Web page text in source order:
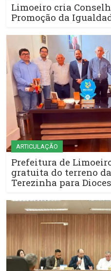
Limoeiro cria
Promoção da
ARTICULAÇÃO
Prefeitura de
gratuita do terreno
Terezinha para